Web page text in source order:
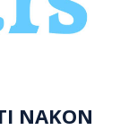
NAKON